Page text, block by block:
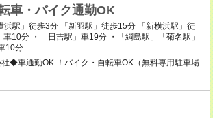
車・バイク通勤OK
浜駅」徒歩3分 「新羽駅」徒歩15分 「新横浜駅」徒
10分 ・「日吉駅」車19分 ・「綱島駅」「菊名駅」
10分
◆車通勤OK ！バイク・自転車OK（無料専用駐車場